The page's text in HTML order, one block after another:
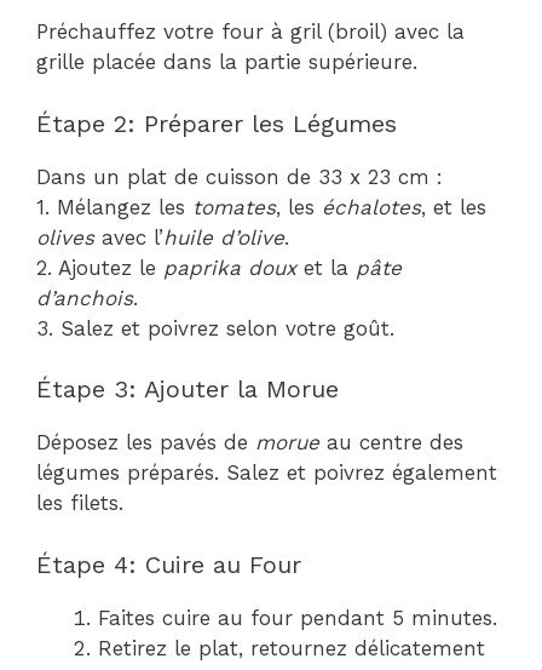
Préchauffez votre four à gril (broil) avec la
grille placée dans la partie supérieure.
Étape 2: Préparer les Légumes
Dans un plat de cuisson de 33 x 23 cm :
1. Mélangez les tomates, les échalotes, et les
olivesavec l’huile d’olive.
2. Ajoutez le paprika douxet la pâte
d’anchois.
3. Salez et poivrez selon votre goût.
Étape 3: Ajouter la Morue
Déposez les pavés de morue au centre des
légumes préparés. Salez et poivrez également
les filets.
Étape 4: Cuire au Four
Faites cuire au four pendant 5 minutes.
Retirez le plat, retournez délicatement